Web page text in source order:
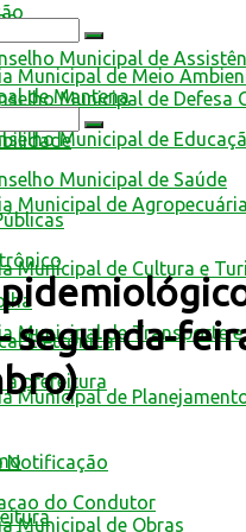
Municipal de
Municipal de Defesa
Municipal de
Municipal de Saúde
Eletrônica
a prefeitura
Notificação
do Condutor
Municipal de Meio
Municipal de Agropecuária
Municipal de Cultura e
Municipal de Transporte
Municipal de
Municipal de Obras
segunda-